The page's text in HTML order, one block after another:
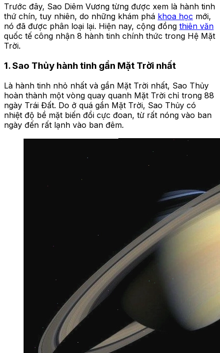
Trước đây, Sao Diêm Vương từng được xem là hành tinh
thứ chín, tuy nhiên, do những khám phá khoa học mới,
nó đã được phân loại lại. Hiện nay, cộng đồng thiên văn
quốc tế công nhận 8 hành tinh chính thức trong Hệ Mặt
Trời.
1. Sao Thủy hành tinh gần Mặt Trời nhất
Là hành tinh nhỏ nhất và gần Mặt Trời nhất, Sao Thủy
hoàn thành một vòng quay quanh Mặt Trời chỉ trong 88
ngày Trái Đất. Do ở quá gần Mặt Trời, Sao Thủy có
nhiệt độ bề mặt biến đổi cực đoan, từ rất nóng vào ban
ngày đến rất lạnh vào ban đêm.